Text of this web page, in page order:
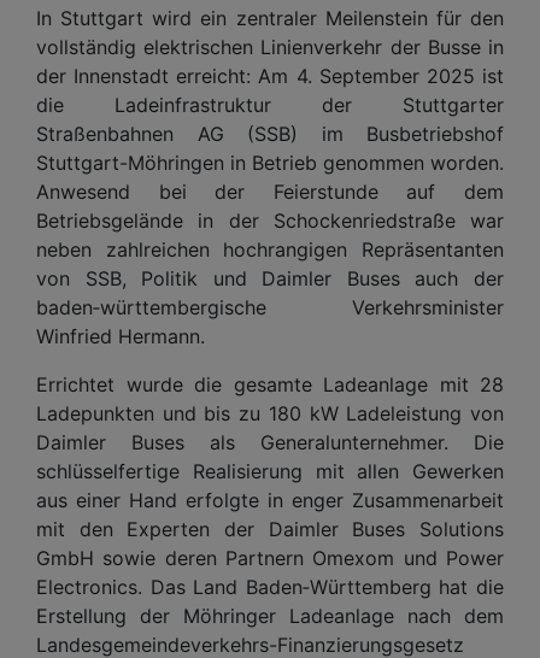
In Stuttgart wird ein zentraler Meilenstein für den
vollständig elektrischen Linienverkehr der Busse in
der Innenstadt erreicht: Am 4. September 2025 ist
die Ladeinfrastruktur der Stuttgarter
Straßenbahnen AG (SSB) im Busbetriebshof
Stuttgart-Möhringen in Betrieb genommen worden.
Anwesend bei der Feierstunde auf dem
Betriebsgelände in der Schockenriedstraße war
neben zahlreichen hochrangigen Repräsentanten
von SSB, Politik und Daimler Buses auch der
baden‑württembergische Verkehrsminister
Winfried Hermann.
Errichtet wurde die gesamte Ladeanlage mit 28
Ladepunkten und bis zu 180 kW Ladeleistung von
Daimler Buses als Generalunternehmer. Die
schlüsselfertige Realisierung mit allen Gewerken
aus einer Hand erfolgte in enger Zusammenarbeit
mit den Experten der Daimler Buses Solutions
GmbH sowie deren Partnern Omexom und Power
Electronics. Das Land Baden‑Württemberg hat die
Erstellung der Möhringer Ladeanlage nach dem
Landesgemeindeverkehrs-Finanzierungsgesetz